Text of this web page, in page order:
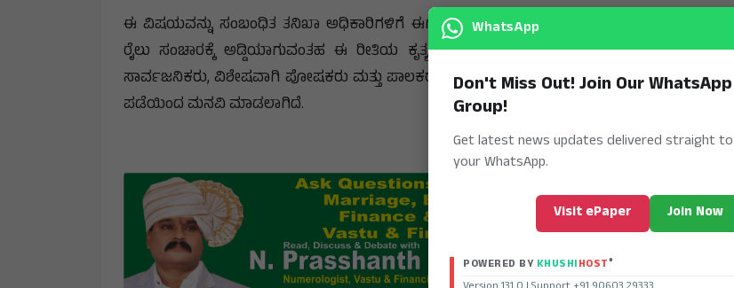
ಈ ವಿಷಯವನ್ನು ಸಂಬಂಧಿತ ತನಿಖಾ ಅಧಿಕಾರಿಗಳಿಗೆ ಈಗಾಗಲೇ ತಿಳಿಸಲಾಗಿದೆ. ರೈಲು ಪ್ರಯಾಣಿಕರ ಸುರಕ್ಷತೆ ಮತ್ತು
ರೈಲು ಸಂಚಾರಕ್ಕೆ ಅಡ್ಡಿಯಾಗುವಂತಹ ಈ ರೀತಿಯ ಕೃತ್ಯಗಳ ಗಂಭೀರತೆ ಹಾಗೂ ಕಾನೂನು ಪರಿಣಾಮಗಳ ಬಗ್ಗೆ
ಸಾರ್ವಜನಿಕರು, ವಿಶೇಷವಾಗಿ ಪೋಷಕರು ಮತ್ತು ಪಾಲಕರು ತಮ್ಮ ಮಕ್ಕಳಿಗೆ ಜಾಗೃತಿ ಮೂಡಿಸಬೇಕೆಂದು ರೈಲ್ವೆ ರಕ್ಷಣಾ
ಪಡೆಯಿಂದ ಮನವಿ ಮಾಡಲಾಗಿದೆ.
WhatsApp
Don't Miss Out! Join Our WhatsApp
Group!
Get latest news updates delivered straight to
your WhatsApp.
Visit ePaper Join Now
POWERED BY KHUSHIHOST®